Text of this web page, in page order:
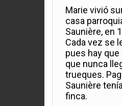
Marie vivió
casa
Saunière, en
Cada vez se
pues hay
que nunca
trueques.
Saunière
finca.